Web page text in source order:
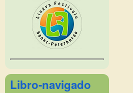
Libro-navigado